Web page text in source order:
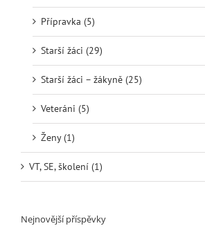
Přípravka (5)
Starší žáci (29)
Starší žáci – žákyně (25)
Veteráni (5)
Ženy (1)
VT, SE, školení (1)
Nejnovější příspěvky